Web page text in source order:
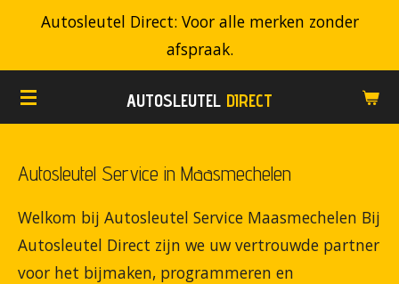
de
AUTOSLEUTEL DIRECT
Autosleutel Direct: Voor alle merken zonder
afspraak.
Autosleutel Service in Maasmechelen
Welkom bij Autosleutel Service Maasmechelen Bij
Autosleutel Direct zijn we uw vertrouwde partner
voor het bijmaken, programmeren en